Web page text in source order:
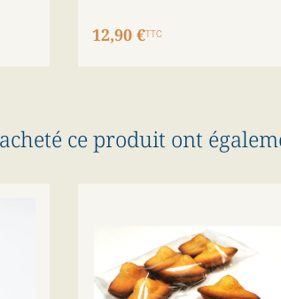
12,90 €TTC
ce produit ont